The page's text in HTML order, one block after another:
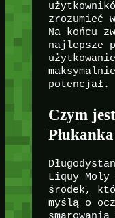
zrozumieć
Na końcu
najlepsze
potencjał.
Czym
Liquy
środek,
myślą o